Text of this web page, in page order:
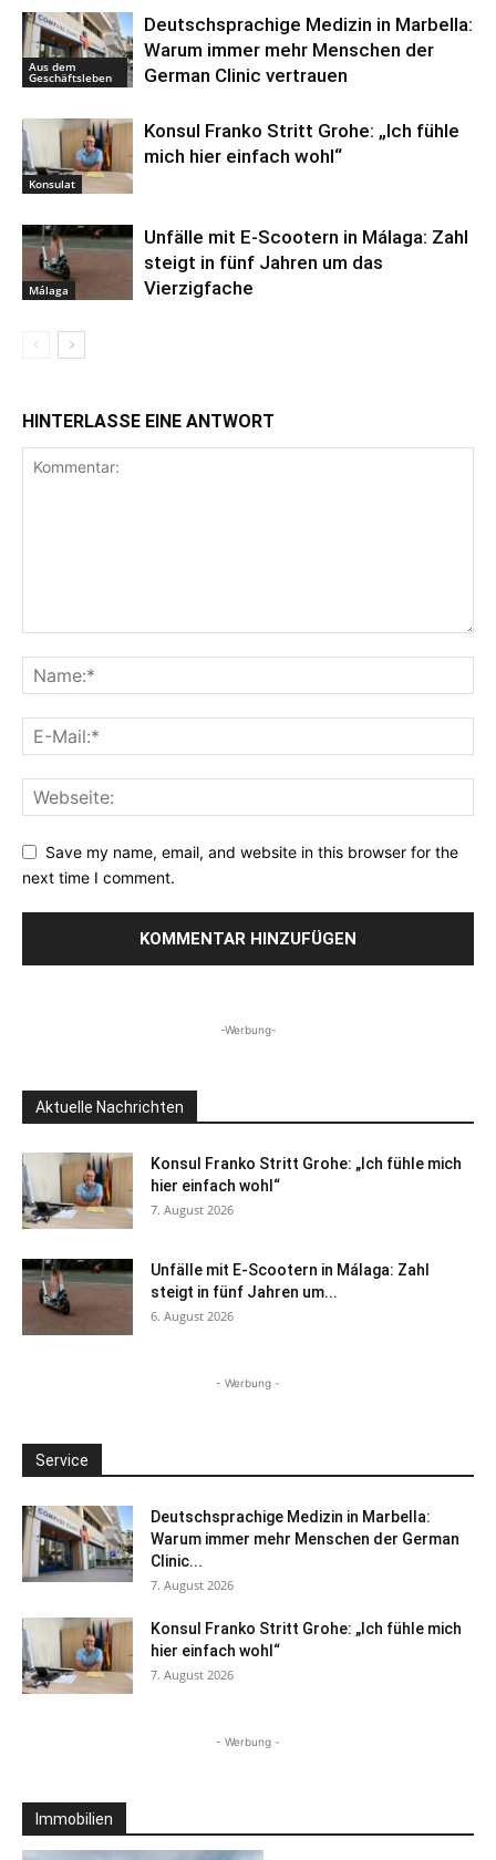
Aus dem
Geschäftsleben
Deutschsprachige Medizin in Marbella:
Warum immer mehr Menschen der
German Clinic vertrauen
Konsulat
Konsul Franko Stritt Grohe: „Ich fühle
mich hier einfach wohl“
Málaga
Unfälle mit E-Scootern in Málaga: Zahl
steigt in fünf Jahren um das
Vierzigfache
HINTERLASSE EINE ANTWORT
Save my name, email, and website in this browser for the
next time I comment.
-Werbung-
Aktuelle Nachrichten
Konsul Franko Stritt Grohe: „Ich fühle mich
hier einfach wohl“
7. August 2026
Unfälle mit E-Scootern in Málaga: Zahl
steigt in fünf Jahren um...
6. August 2026
- Werbung -
Service
Deutschsprachige Medizin in Marbella:
Warum immer mehr Menschen der German
Clinic...
7. August 2026
Konsul Franko Stritt Grohe: „Ich fühle mich
hier einfach wohl“
7. August 2026
- Werbung -
Immobilien